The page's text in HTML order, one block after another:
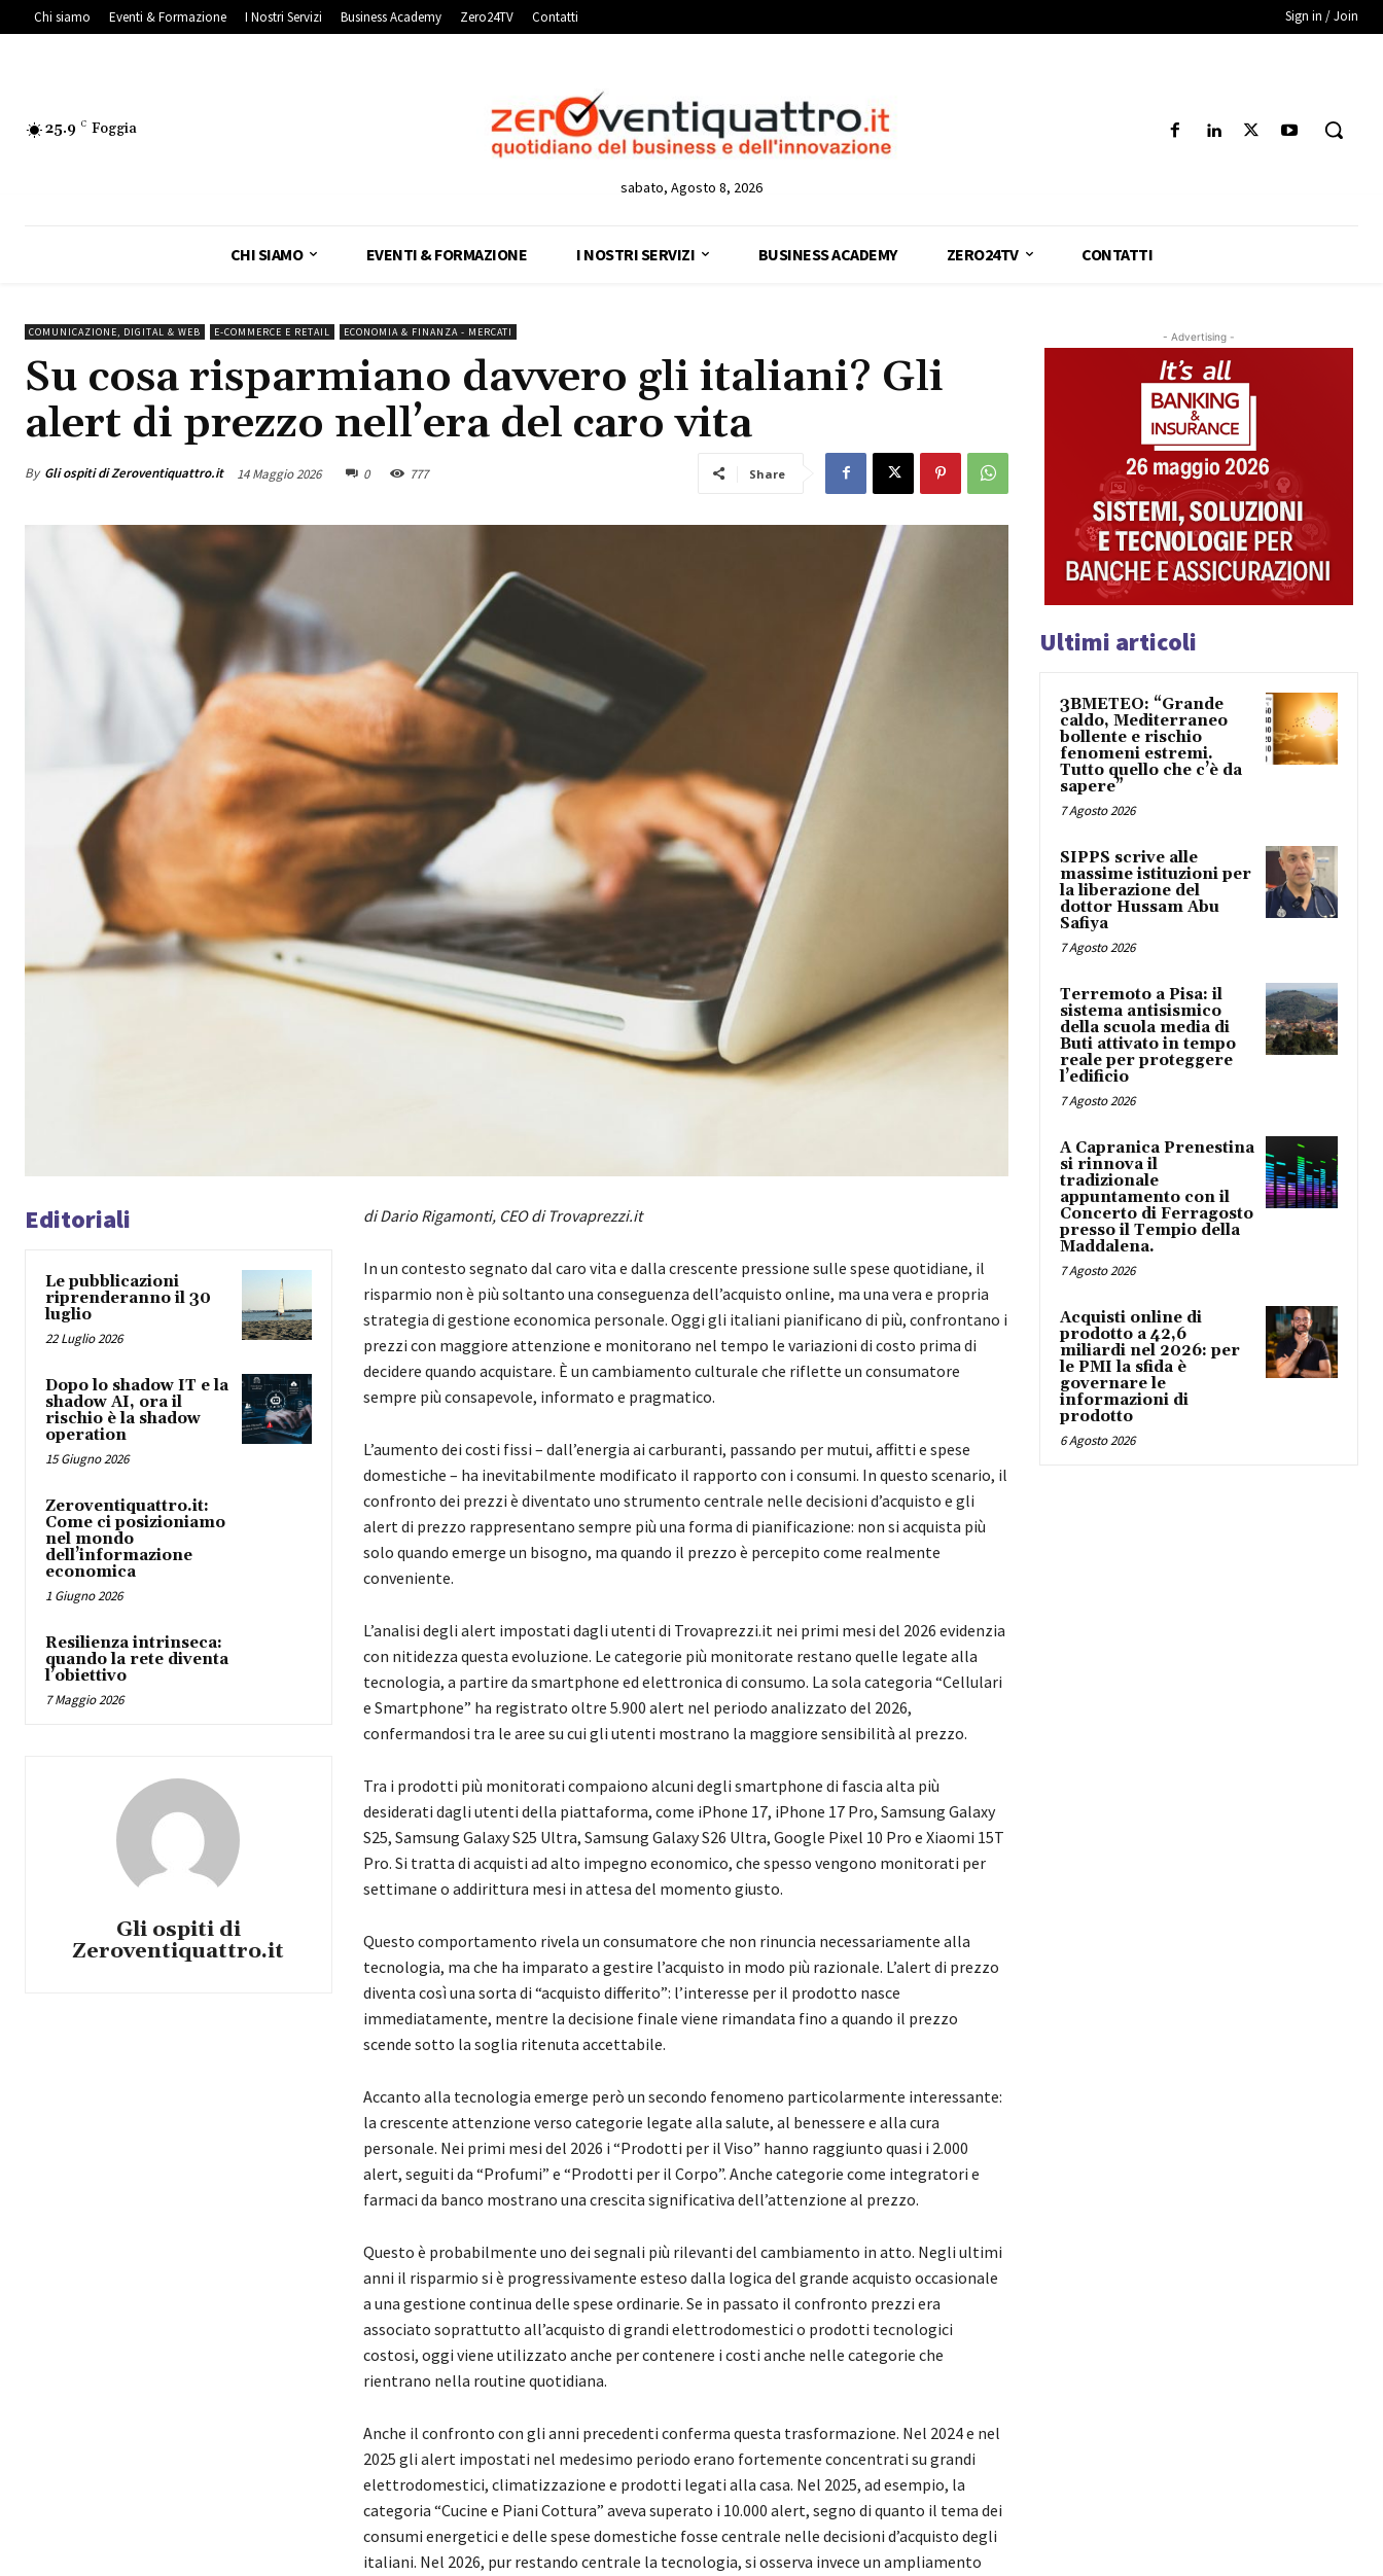
Chi siamo Eventi & Formazione I Nostri Servizi Business Academy Zero24TV Contatti Sign in / Join
25.9 C Foggia
sabato, Agosto 8, 2026
CHI SIAMO EVENTI & FORMAZIONE I NOSTRI SERVIZI BUSINESS ACADEMY ZERO24TV CONTATTI
COMUNICAZIONE, DIGITAL & WEB E-COMMERCE E RETAIL ECONOMIA & FINANZA - MERCATI
Su cosa risparmiano davvero gli italiani? Gli
alert di prezzo nell’era del caro vita
By Gli ospiti di Zeroventiquattro.it 14 Maggio 2026 0 777 Share
Editoriali
Le pubblicazioni
riprenderanno il 30
luglio
22 Luglio 2026
Dopo lo shadow IT e la
shadow AI, ora il
rischio è la shadow
operation
15 Giugno 2026
Zeroventiquattro.it:
Come ci posizioniamo
nel mondo
dell’informazione
economica
1 Giugno 2026
Resilienza intrinseca:
quando la rete diventa
l’obiettivo
7 Maggio 2026
Gli ospiti di
Zeroventiquattro.it
di Dario Rigamonti, CEO di Trovaprezzi.it
In un contesto segnato dal caro vita e dalla crescente pressione sulle spese quotidiane, il
risparmio non è più soltanto una conseguenza dell’acquisto online, ma una vera e propria
strategia di gestione economica personale. Oggi gli italiani pianificano di più, confrontano i
prezzi con maggiore attenzione e monitorano nel tempo le variazioni di costo prima di
decidere quando acquistare. È un cambiamento culturale che riflette un consumatore
sempre più consapevole, informato e pragmatico.
L’aumento dei costi fissi – dall’energia ai carburanti, passando per mutui, affitti e spese
domestiche – ha inevitabilmente modificato il rapporto con i consumi. In questo scenario, il
confronto dei prezzi è diventato uno strumento centrale nelle decisioni d’acquisto e gli
alert di prezzo rappresentano sempre più una forma di pianificazione: non si acquista più
solo quando emerge un bisogno, ma quando il prezzo è percepito come realmente
conveniente.
L’analisi degli alert impostati dagli utenti di Trovaprezzi.it nei primi mesi del 2026 evidenzia
con nitidezza questa evoluzione. Le categorie più monitorate restano quelle legate alla
tecnologia, a partire da smartphone ed elettronica di consumo. La sola categoria “Cellulari
e Smartphone” ha registrato oltre 5.900 alert nel periodo analizzato del 2026,
confermandosi tra le aree su cui gli utenti mostrano la maggiore sensibilità al prezzo.
Tra i prodotti più monitorati compaiono alcuni degli smartphone di fascia alta più
desiderati dagli utenti della piattaforma, come iPhone 17, iPhone 17 Pro, Samsung Galaxy
S25, Samsung Galaxy S25 Ultra, Samsung Galaxy S26 Ultra, Google Pixel 10 Pro e Xiaomi 15T
Pro. Si tratta di acquisti ad alto impegno economico, che spesso vengono monitorati per
settimane o addirittura mesi in attesa del momento giusto.
Questo comportamento rivela un consumatore che non rinuncia necessariamente alla
tecnologia, ma che ha imparato a gestire l’acquisto in modo più razionale. L’alert di prezzo
diventa così una sorta di “acquisto differito”: l’interesse per il prodotto nasce
immediatamente, mentre la decisione finale viene rimandata fino a quando il prezzo
scende sotto la soglia ritenuta accettabile.
Accanto alla tecnologia emerge però un secondo fenomeno particolarmente interessante:
la crescente attenzione verso categorie legate alla salute, al benessere e alla cura
personale. Nei primi mesi del 2026 i “Prodotti per il Viso” hanno raggiunto quasi i 2.000
alert, seguiti da “Profumi” e “Prodotti per il Corpo”. Anche categorie come integratori e
farmaci da banco mostrano una crescita significativa dell’attenzione al prezzo.
Questo è probabilmente uno dei segnali più rilevanti del cambiamento in atto. Negli ultimi
anni il risparmio si è progressivamente esteso dalla logica del grande acquisto occasionale
a una gestione continua delle spese ordinarie. Se in passato il confronto prezzi era
associato soprattutto all’acquisto di grandi elettrodomestici o prodotti tecnologici
costosi, oggi viene utilizzato anche per contenere i costi anche nelle categorie che
rientrano nella routine quotidiana.
Anche il confronto con gli anni precedenti conferma questa trasformazione. Nel 2024 e nel
2025 gli alert impostati nel medesimo periodo erano fortemente concentrati su grandi
elettrodomestici, climatizzazione e prodotti legati alla casa. Nel 2025, ad esempio, la
categoria “Cucine e Piani Cottura” aveva superato i 10.000 alert, segno di quanto il tema dei
consumi energetici e delle spese domestiche fosse centrale nelle decisioni d’acquisto degli
italiani. Nel 2026, pur restando centrale la tecnologia, si osserva invece un ampliamento
- Advertising -
Ultimi articoli
3BMETEO: “Grande
caldo, Mediterraneo
bollente e rischio
fenomeni estremi.
Tutto quello che c’è da
sapere”
7 Agosto 2026
SIPPS scrive alle
massime istituzioni per
la liberazione del
dottor Hussam Abu
Safiya
7 Agosto 2026
Terremoto a Pisa: il
sistema antisismico
della scuola media di
Buti attivato in tempo
reale per proteggere
l’edificio
7 Agosto 2026
A Capranica Prenestina
si rinnova il
tradizionale
appuntamento con il
Concerto di Ferragosto
presso il Tempio della
Maddalena.
7 Agosto 2026
Acquisti online di
prodotto a 42,6
miliardi nel 2026: per
le PMI la sfida è
governare le
informazioni di
prodotto
6 Agosto 2026